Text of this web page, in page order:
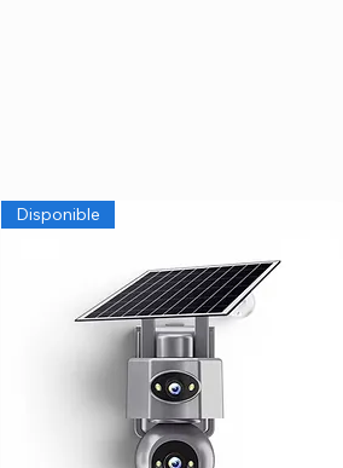
Disponible